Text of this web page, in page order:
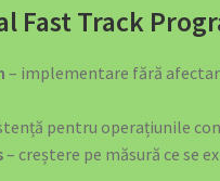
Fast Track
– implementare fără
pentru operațiunile
– creștere pe măsură ce se